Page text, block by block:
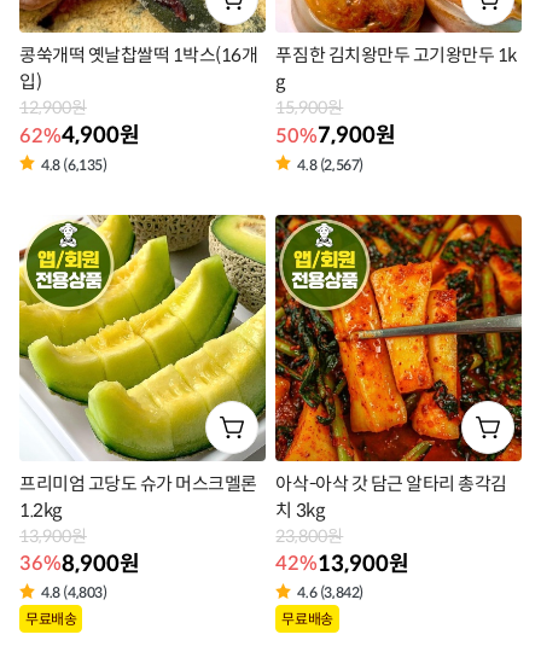
콩쑥개떡 옛날찹쌀떡 1박스(16개
입)
12,900원
62%4,900원
4.8 (6,135)
품
라
벨
푸짐한 김치왕만두 고기왕만두 1k
g
15,900원
50%7,900원
4.8 (2,567)
품
라
벨
프리미엄 고당도 슈가 머스크멜론
1.2kg
13,900원
36%8,900원
4.8 (4,803)
상
무료배송
아삭-아삭 갓 담근 알타리 총각김
치 3kg
23,800원
42%13,900원
4.6 (3,842)
상
무료배송